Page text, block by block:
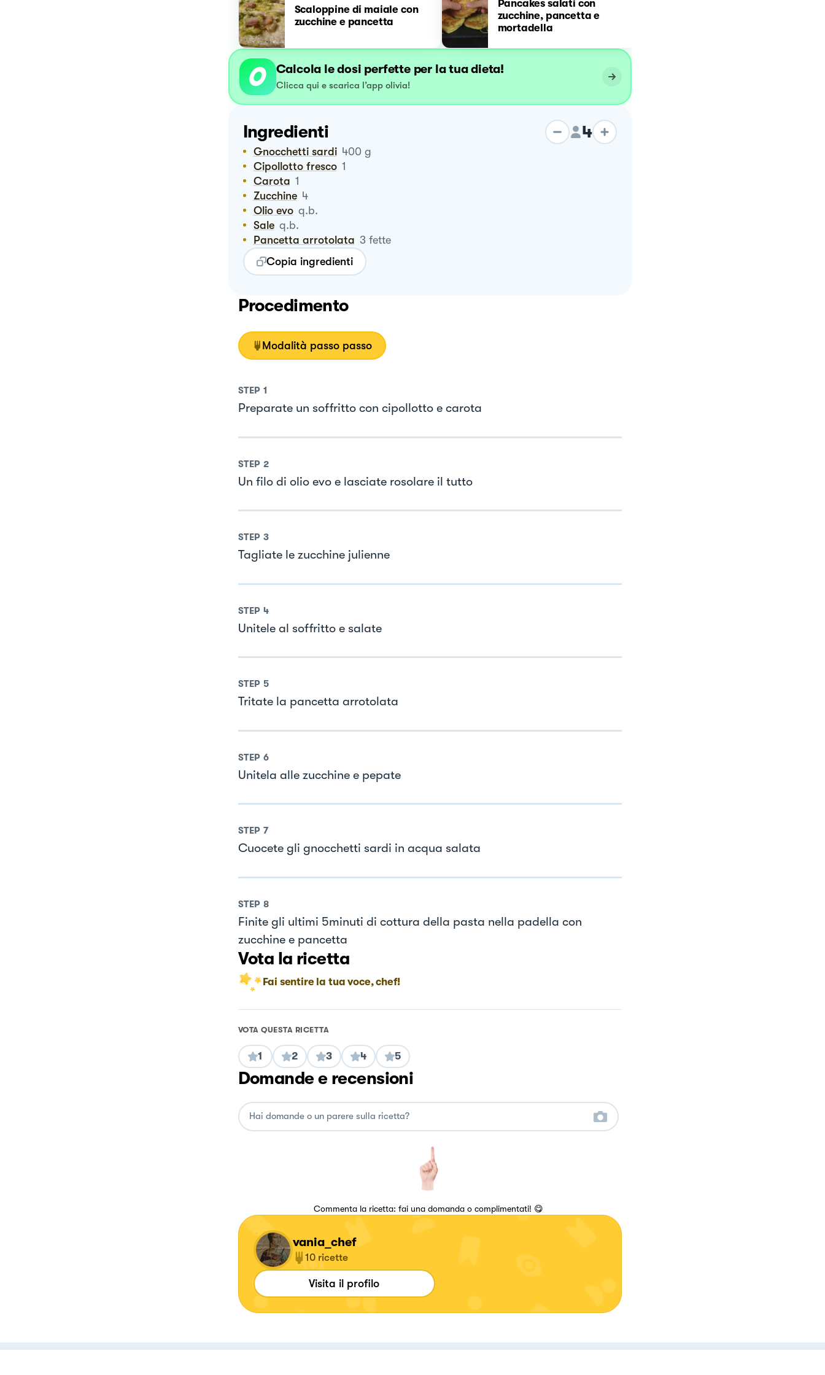
Scaloppine di maiale con
zucchine e pancetta
Pancakes salati con
zucchine, pancetta e
mortadella
Calcola le dosi perfette per la tua dieta!
Clicca qui e scarica l’app olivia!
Ingredienti 4
Gnocchetti sardi 400 g
Cipollotto fresco 1
Carota 1
Zucchine 4
Olio evo q.b.
Sale q.b.
Pancetta arrotolata 3 fette
Copia ingredienti
Procedimento
Modalità passo passo
STEP 1
Preparate un soffritto con cipollotto e carota
STEP 2
Un filo di olio evo e lasciate rosolare il tutto
STEP 3
Tagliate le zucchine julienne
STEP 4
Unitele al soffritto e salate
STEP 5
Tritate la pancetta arrotolata
STEP 6
Unitela alle zucchine e pepate
STEP 7
Cuocete gli gnocchetti sardi in acqua salata
STEP 8
Finite gli ultimi 5minuti di cottura della pasta nella padella con
zucchine e pancetta
Vota la ricetta
Fai sentire la tua voce, chef!
VOTA QUESTA RICETTA
1 2 3 4 5
Domande e recensioni
Commenta la ricetta: fai una domanda o complimentati! 😋
vania_chef
10 ricette
Visita il profilo